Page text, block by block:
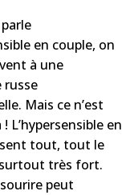
en couple, on
à une
russe
Mais ce n’est
L’hypersensible en
tout, tout le
très fort.
peut